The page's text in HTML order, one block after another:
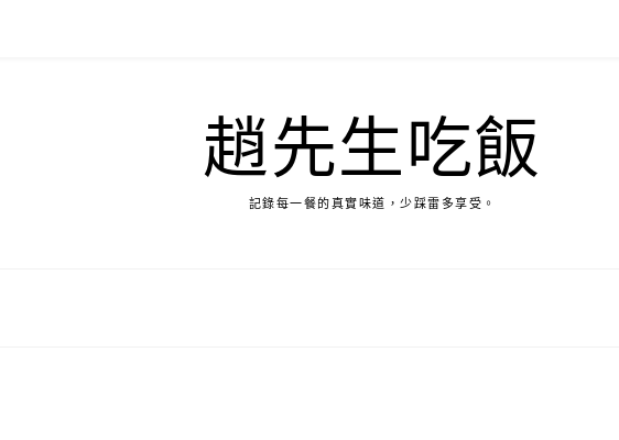
趙先生吃飯
記錄每一餐的真實味道，少踩雷多享受。